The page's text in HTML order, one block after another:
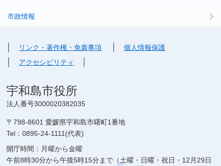
市政情報
リンク・著作権・免責事項
個人情報保護
アクセシビリティ
宇和島市役所
法人番号3000020382035
〒798-8601 愛媛県宇和島市曙町1番地
Tel：0895-24-1111(代表)
開庁時間：月曜から金曜
午前8時30分から午後5時15分まで（土曜・日曜・祝日・12月29日